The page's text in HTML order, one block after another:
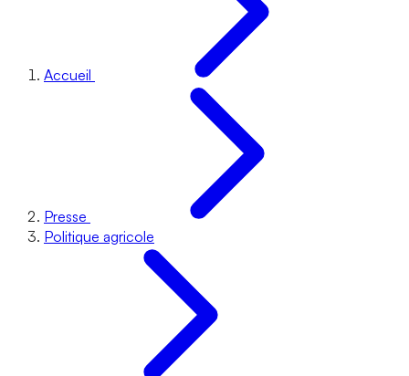
Accueil
Presse
Politique agricole